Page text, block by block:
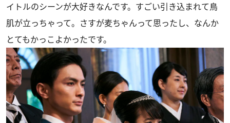
イトルのシーンが大好きなんです。すごい引き込まれて鳥
肌が立っちゃって。さすが麦ちゃんって思ったし、なんか
とてもかっこよかったです。